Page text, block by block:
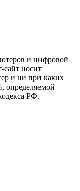
и цифровой
сайт носит
и ни при каких
определяемой
РФ.